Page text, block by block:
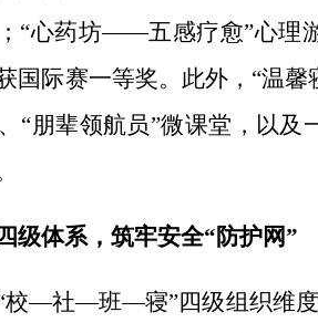
“心药坊——五感疗愈”心理
国际赛一等奖。此外，“温
“朋辈领航员”微课堂，以
级体系，筑牢安全“防护网”
校—社—班—寝”四级组织维